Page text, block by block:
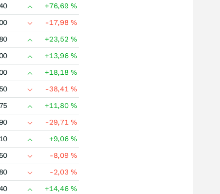
+76,69%
-17,98%
+23,52%
+13,96%
+18,18%
-38,41%
+11,80%
-29,71%
+9,06%
-8,09%
-2,03%
+14,46%